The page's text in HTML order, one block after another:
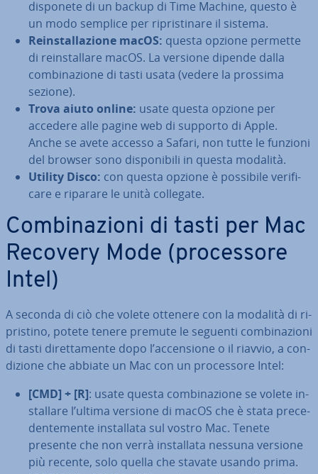
disponete di un backup di Time Machine, questo è
un modo semplice per ri­pri­sti­na­re il sistema.
Rein­stal­la­zio­ne macOS: questa opzione permette
di rein­stal­la­re macOS. La versione dipende dalla
com­bi­na­zio­ne di tasti usata (vedere la prossima
sezione).
Trova aiuto online: usate questa opzione per
accedere alle pagine web di supporto di Apple.
Anche se avete accesso a Safari, non tutte le funzioni
del browser sono di­spo­ni­bi­li in questa modalità.
Utility Disco: con questa opzione è possibile ve­ri­fi­
ca­re e riparare le unità collegate.
Com­bi­na­zio­ni di tasti per Mac
Recovery Mode (pro­ces­so­re
Intel)
A seconda di ciò che volete ottenere con la modalità di ri­
pri­sti­no, potete tenere premute le seguenti com­bi­na­zio­ni
di tasti di­ret­ta­men­te dopo l’ac­cen­sio­ne o il riavvio, a con­
di­zio­ne che abbiate un Mac con un pro­ces­so­re Intel:
[CMD] + [R]: usate questa com­bi­na­zio­ne se volete in­
stal­la­re l’ultima versione di macOS che è stata pre­ce­
den­te­men­te in­stal­la­ta sul vostro Mac. Tenete
presente che non verrà in­stal­la­ta nessuna versione
più recente, solo quella che stavate usando prima.